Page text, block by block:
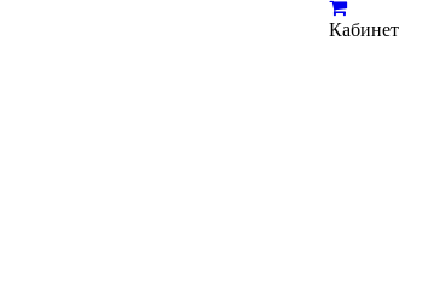
Кабинет